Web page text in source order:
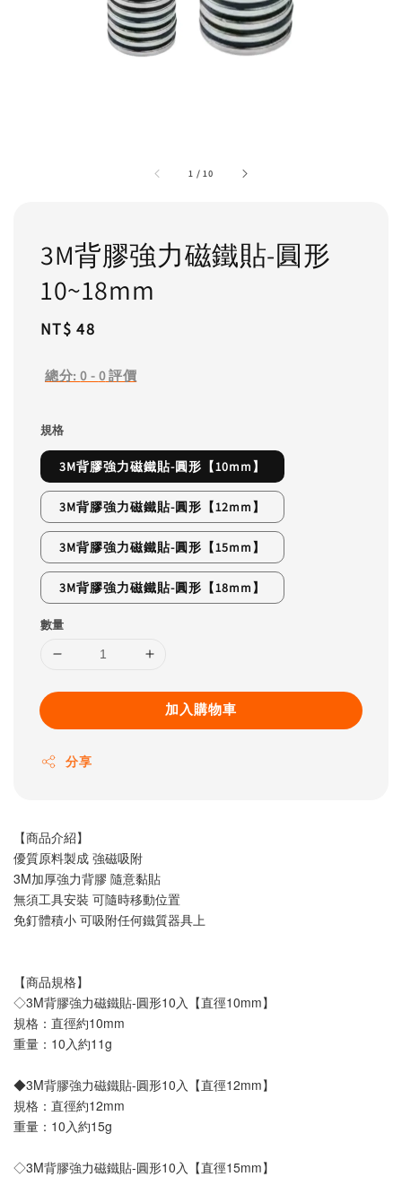
1 / 10
3M背膠強力磁鐵貼-圓形
10~18mm
Regular
NT$ 48
總分:0 - 0評價
規格
3M背膠強力磁鐵貼-圓形【10mm】
3M背膠強力磁鐵貼-圓形【12mm】
3M背膠強力磁鐵貼-圓形【15mm】
3M背膠強力磁鐵貼-圓形【18mm】
數量
加入購物車
分享
【商品介紹】
優質原料製成 強磁吸附
3M加厚強力背膠 隨意黏貼
無須工具安裝 可隨時移動位置
免釘體積小 可吸附任何鐵質器具上
【商品規格】
◇3M背膠強力磁鐵貼-圓形10入【直徑10mm】
規格：直徑約10mm
重量：10入約11g
◆3M背膠強力磁鐵貼-圓形10入【直徑12mm】
規格：直徑約12mm
重量：10入約15g
◇3M背膠強力磁鐵貼-圓形10入【直徑15mm】